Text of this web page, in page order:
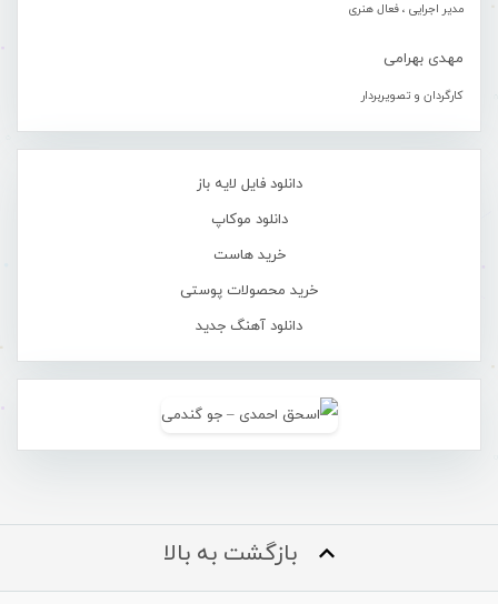
مدیر اجرایی ، فعال هنری
مهدی بهرامی
کارگردان و تصویربردار
دانلود فایل لایه باز
دانلود موکاپ
خرید هاست
خرید محصولات پوستی
دانلود آهنگ جدید
بازگشت به بالا